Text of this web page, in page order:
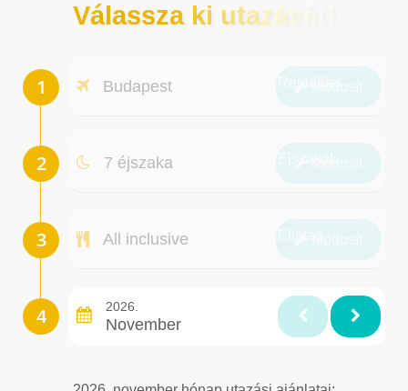
Válassza ki utazását!
Budapest
7 éjszaka
All inclusive
2026.
November